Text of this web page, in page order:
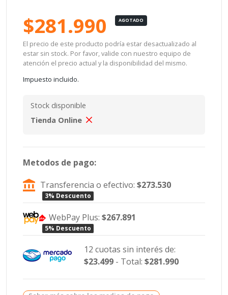
$281.990 AGOTADO
El precio de este producto podría estar desactualizado al
estar sin stock. Por favor, valide con nuestro equipo de
atención el precio actual y la disponibilidad del mismo.
Impuesto incluido.
Stock disponible
Tienda Online
Metodos de pago:
Transferencia o efectivo:$273.530
3% Descuento
WebPay Plus:$267.891
5% Descuento
12 cuotas sin interés de:
$23.499- Total: $281.990